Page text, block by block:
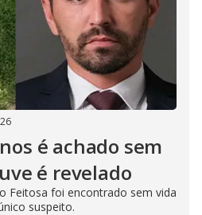
é achado sem
é revelado
Feitosa foi encontrado sem vida
suspeito.